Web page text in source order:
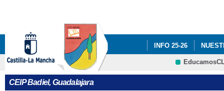
INFO 25-26
INFÓRMATE
CEIP Badiel, Guadalajara